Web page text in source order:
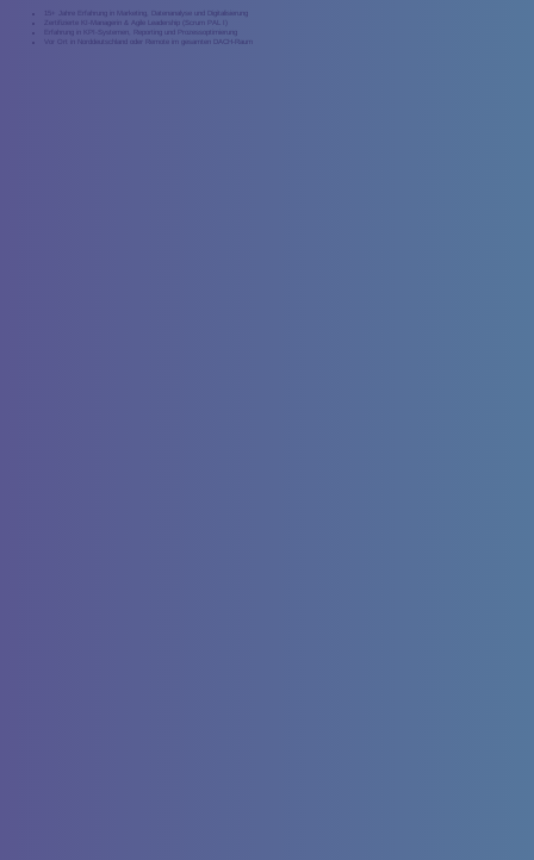
15+ Jahre Erfahrung in Marketing, Datenanalyse und Digitalisierung
Zertifizierte KI-Managerin & Agile Leadership (Scrum PAL I)
Erfahrung in KPI-Systemen, Reporting und Prozessoptimierung
Vor Ort in Norddeutschland oder Remote im gesamten DACH-Raum